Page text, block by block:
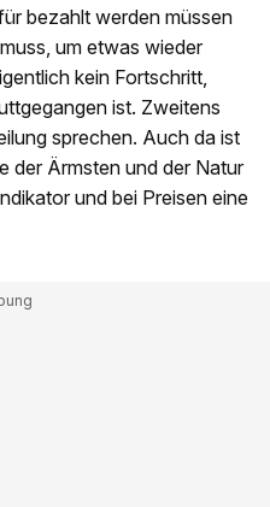
bezahlt werden müssen
um etwas wieder
kein Fortschritt,
ist. Zweitens
sprechen. Auch da ist
der Ärmsten und der Natur
und bei Preisen eine